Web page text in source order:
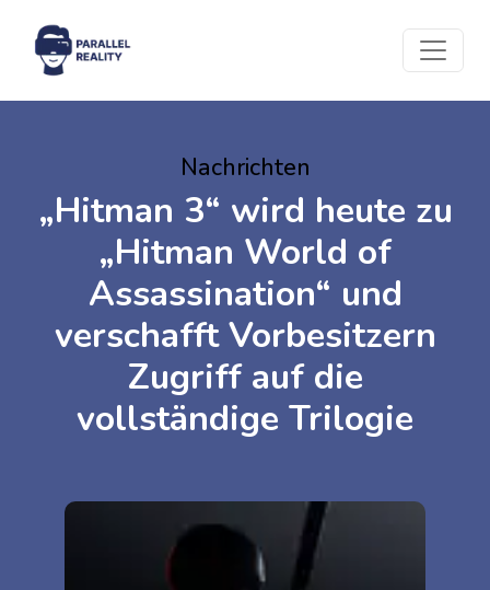
Nachrichten
„Hitman 3“ wird heute zu
„Hitman World of
Assassination“ und
verschafft Vorbesitzern
Zugriff auf die
vollständige Trilogie